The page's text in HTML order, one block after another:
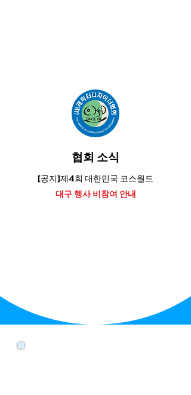
​협회 소식
[공지]제4회 대한민국 코스월드
대구 행사 비참여 안내